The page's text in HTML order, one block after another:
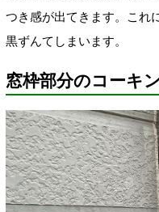
つき感が出てきます。これ
黒ずんてしまいます。
窓枠部分のコーキ